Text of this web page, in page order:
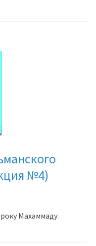
№4)
Махаммаду.